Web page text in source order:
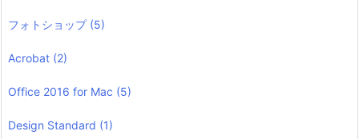
フォトショップ (5)
Acrobat (2)
Office 2016 for Mac (5)
Design Standard (1)